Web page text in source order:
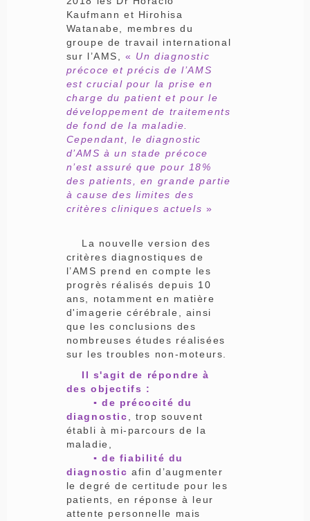
Kaufmann et Hirohisa
Watanabe, membres du
groupe de travail international
sur l’AMS,« Un diagnostic
précoce et précis de l’AMS
est crucial pour la prise en
charge du patient et pour le
développement de traitements
de fond de la maladie.
Cependant, le diagnostic
d’AMS à un stade précoce
n’est assuré que pour 18%
des patients, en grande partie
à cause des limites des
critères cliniques actuels »
La nouvelle version des
critères diagnostiques de
l’AMS prend en compte les
progrès réalisés depuis 10
ans, notamment en matière
d'imagerie cérébrale, ainsi
que les conclusions des
nombreuses études réalisées
sur les troubles non-moteurs.
Il s'agit de répondre à
des objectifs :
▪ de précocité du
diagnostic , trop souvent
établi à mi-parcours de la
maladie,
▪ de fiabilité du
diagnostic afin d’augmenter
le degré de certitude pour les
patients, en réponse à leur
attente personnelle mais